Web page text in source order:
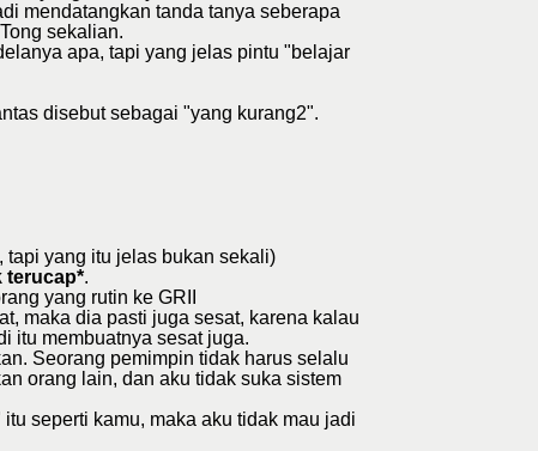
mendatangkan tanda tanya seberapa
sekalian.
apa, tapi yang jelas pintu "belajar
disebut sebagai "yang kurang2".
yang itu jelas bukan sekali)
terucap*.
yang rutin ke GRII
maka dia pasti juga sesat, karena kalau
itu membuatnya sesat juga.
Seorang pemimpin tidak harus selalu
orang lain, dan aku tidak suka sistem
seperti kamu, maka aku tidak mau jadi